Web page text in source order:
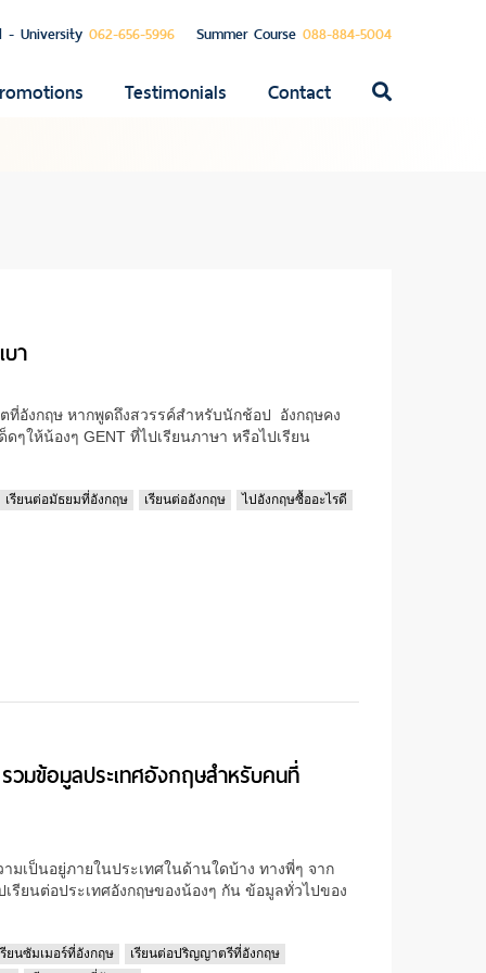
- University 062-656-5996 Summer Course 088-884-5004
Testimonials Contact
า
ที่อังกฤษ หากพูดถึงสวรรค์สำหรับนักช้อป อังกฤษคง
ๆให้น้องๆ GENT ที่ไปเรียนภาษา หรือไปเรียน
เรียนต่อมัธยมที่อังกฤษ เรียนต่ออังกฤษ ไปอังกฤษซื้ออะไรดี
มข้อมูลประเทศอังกฤษสำหรับคนที่
มเป็นอยู่ภายในประเทศในด้านใดบ้าง ทางพี่ๆ จาก
รียนต่อประเทศอังกฤษของน้องๆ กัน ข้อมูลทั่วไปของ
รียนซัมเมอร์ที่อังกฤษ
เรียนต่อปริญญาตรีที่อังกฤษ